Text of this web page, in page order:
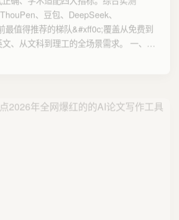
、豆包、DeepSeek、
最值得推荐的梯队&#xff0c;覆盖从免费到
文、从文科到理工的全场景需求。 一、…